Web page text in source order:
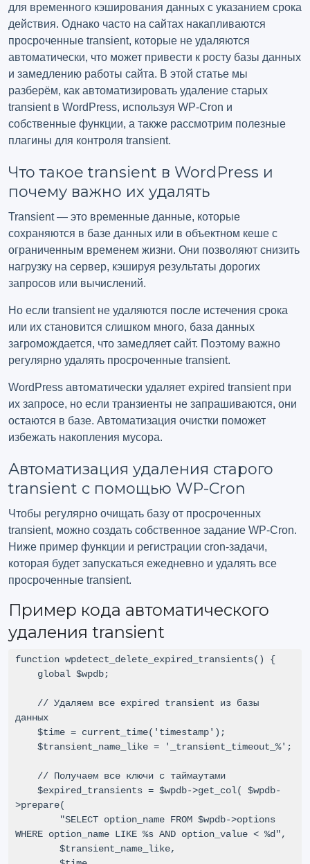
для временного кэширования данных с указанием срока
действия. Однако часто на сайтах накапливаются
просроченные transient, которые не удаляются
автоматически, что может привести к росту базы данных
и замедлению работы сайта. В этой статье мы
разберём, как автоматизировать удаление старых
transient в WordPress, используя WP-Cron и
собственные функции, а также рассмотрим полезные
плагины для контроля transient.
Что такое transient в WordPress и
почему важно их удалять
Transient — это временные данные, которые
сохраняются в базе данных или в объектном кеше с
ограниченным временем жизни. Они позволяют снизить
нагрузку на сервер, кэшируя результаты дорогих
запросов или вычислений.
Но если transient не удаляются после истечения срока
или их становится слишком много, база данных
загромождается, что замедляет сайт. Поэтому важно
регулярно удалять просроченные transient.
WordPress автоматически удаляет expired transient при
их запросе, но если транзиенты не запрашиваются, они
остаются в базе. Автоматизация очистки поможет
избежать накопления мусора.
Автоматизация удаления старого
transient с помощью WP-Cron
Чтобы регулярно очищать базу от просроченных
transient, можно создать собственное задание WP-Cron.
Ниже пример функции и регистрации cron-задачи,
которая будет запускаться ежедневно и удалять все
просроченные transient.
Пример кода автоматического
удаления transient
function wpdetect_delete_expired_transients() {
данных
>prepare(
WHERE option_name LIKE %s AND option_value < %d",